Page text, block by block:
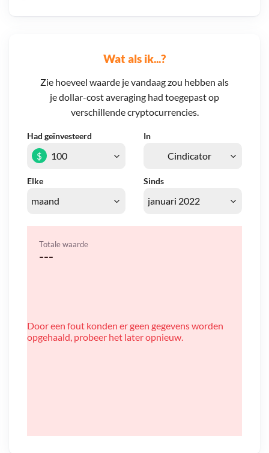
Wat als ik...?
Zie hoeveel waarde je vandaag zou hebben als
je dollar-cost averaging had toegepast op
verschillende cryptocurrencies.
Had geïnvesteerd In
Elke Sinds
$
Totale waarde
---
Door een fout konden er geen gegevens worden
opgehaald, probeer het later opnieuw.